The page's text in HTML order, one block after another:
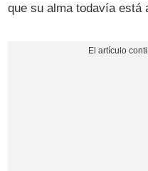
que su alma todavía está